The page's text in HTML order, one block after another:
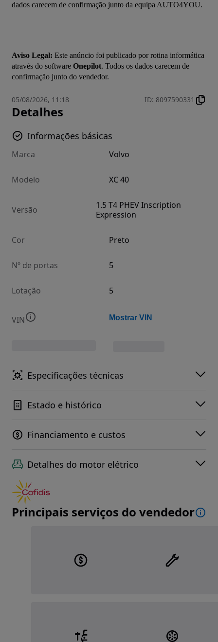
dados carecem de confirmação junto da equipa AUTO4YOU.
Aviso Legal: Este anúncio foi publicado por rotina informática
através do software Onepilot. Todos os dados carecem de
confirmação junto do vendedor.
05/08/2026, 11:18 ID: 8097590331
Detalhes
Informações básicas
Marca Volvo
Modelo XC 40
Versão
1.5 T4 PHEV Inscription
Expression
Cor Preto
Nº de portas 5
Lotação 5
VIN Mostrar VIN
Especificações técnicas
Estado e histórico
Financiamento e custos
Detalhes do motor elétrico
Principais serviços do vendedor